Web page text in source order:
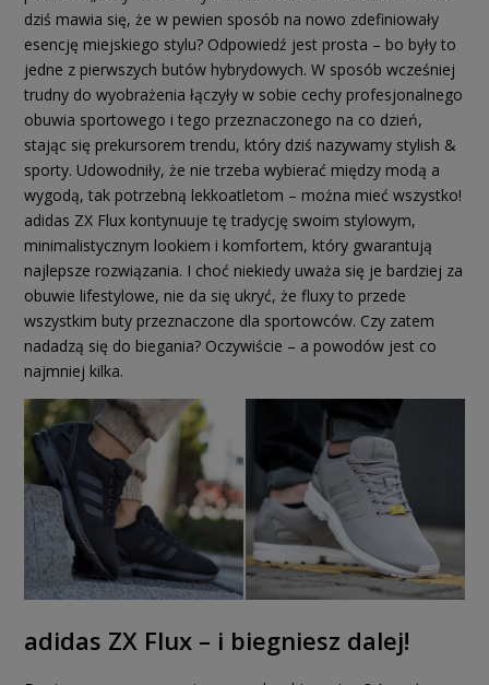
dziś mawia się, że w pewien sposób na nowo zdefiniowały
esencję miejskiego stylu? Odpowiedź jest prosta – bo były to
jedne z pierwszych butów hybrydowych. W sposób wcześniej
trudny do wyobrażenia łączyły w sobie cechy profesjonalnego
obuwia sportowego i tego przeznaczonego na co dzień,
stając się prekursorem trendu, który dziś nazywamy stylish &
sporty. Udowodniły, że nie trzeba wybierać między modą a
wygodą, tak potrzebną lekkoatletom – można mieć wszystko!
adidas ZX Flux kontynuuje tę tradycję swoim stylowym,
minimalistycznym lookiem i komfortem, który gwarantują
najlepsze rozwiązania. I choć niekiedy uważa się je bardziej za
obuwie lifestylowe, nie da się ukryć, że fluxy to przede
wszystkim buty przeznaczone dla sportowców. Czy zatem
nadadzą się do biegania? Oczywiście – a powodów jest co
najmniej kilka.
adidas ZX Flux – i biegniesz dalej!